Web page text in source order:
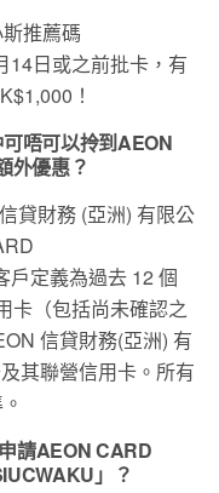
推薦碼
14日或之前批卡，有
！
唔可以拎到AEON
外優惠？
貸財務 (亞洲) 有限公
戶定義為過去 12 個
卡（包括尚未確認之
信貸財務(亞洲) 有
其聯營信用卡。所有
請AEON CARD
」？